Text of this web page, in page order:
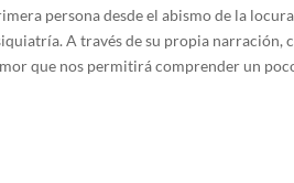
persona desde el abismo de la
A través de su propia narración,
que nos permitirá comprender un